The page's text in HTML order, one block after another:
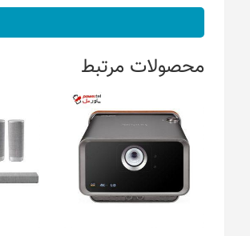
محصولات مرتبط